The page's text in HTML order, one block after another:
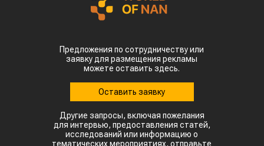
Предложения по сотрудничеству или
заявку для размещения рекламы
можете оставить здесь.
Оставить заявку
Другие запросы, включая пожелания
для интервью, предоставления статей,
исследований или информацию о
тематических мероприятиях, отправьте